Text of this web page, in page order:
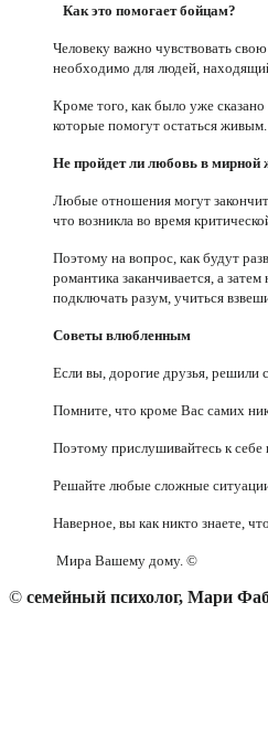
Как это помогает бойцам?
Человеку важно чувствовать
необходимо для людей,
Кроме того, как было уже
которые помогут остаться живым.
Не пройдет ли любовь в мирной
Любые отношения могут
что возникла во время
Поэтому на вопрос, как будут
романтика заканчивается, а
подключать разум, учиться
Советы влюбленным
Если вы, дорогие друзья, решили
Помните, что кроме Вас самих
Поэтому прислушивайтесь к себе
Решайте любые сложные
Наверное, вы как никто знаете,
Мира Вашему дому. ©
© семейный психолог, Мари